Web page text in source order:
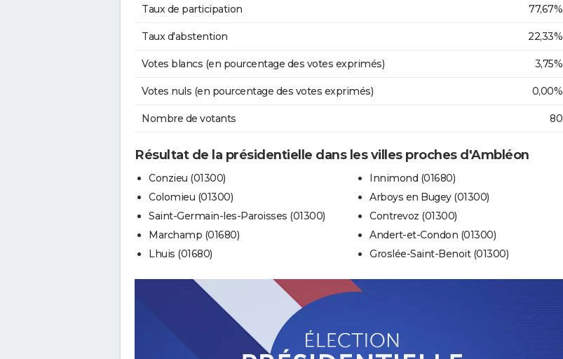
Taux de participation 77,67%
Taux d'abstention 22,33%
Votes blancs (en pourcentage des votes exprimés) 3,75%
Votes nuls (en pourcentage des votes exprimés) 0,00%
Nombre de votants 80
Résultat de la présidentielle dans les villes proches d'Ambléon
Conzieu (01300)
Colomieu (01300)
Saint-Germain-les-Paroisses (01300)
Marchamp (01680)
Lhuis (01680)
Innimond (01680)
Arboys en Bugey (01300)
Contrevoz (01300)
Andert-et-Condon (01300)
Groslée-Saint-Benoit (01300)